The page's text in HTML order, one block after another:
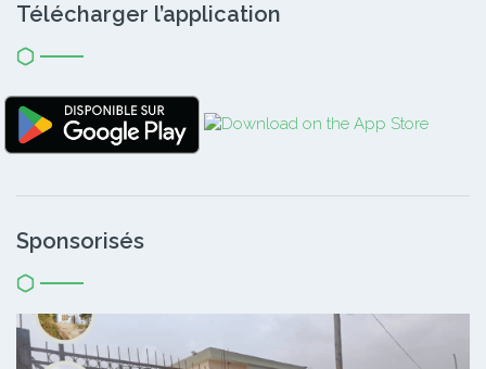
Télécharger l’application
Sponsorisés